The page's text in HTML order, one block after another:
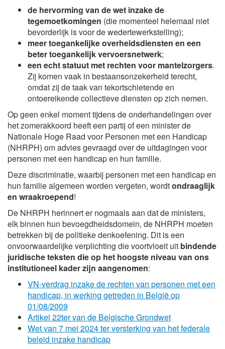
de hervorming van de wet inzake de
tegemoetkomingen (die momenteel helemaal niet
bevorderlijk is voor de wedertewerkstelling);
meer toegankelijke overheidsdiensten en een
beter toegankelijk vervoersnetwerk;
een echt statuut met rechten voor mantelzorgers.
Zij komen vaak in bestaansonzekerheid terecht,
omdat zij de taak van tekortschietende en
ontoereikende collectieve diensten op zich nemen.
Op geen enkel moment tijdens de onderhandelingen over
het zomerakkoord heeft een partij of een minister de
Nationale Hoge Raad voor Personen met een Handicap
(NHRPH) om advies gevraagd over de uitdagingen voor
personen met een handicap en hun familie.
Deze discriminatie, waarbij personen met een handicap en
hun familie algemeen worden vergeten, wordtondraaglijk
en wraakroepend!
De NHRPH herinnert er nogmaals aan dat de ministers,
elk binnen hun bevoegdheidsdomein, de NHRPH moeten
betrekken bij de politieke denkoefening. Dit is een
onvoorwaardelijke verplichting die voortvloeit uit bindende
juridische teksten die op het hoogste niveau van ons
institutioneel kader zijn aangenomen:
VN-verdrag inzake de rechten van personen met een
handicap, in werking getreden in België op
01/08/2009
Artikel 22ter van de Belgische Grondwet
Wet van 7 mei 2024 ter versterking van het federale
beleid inzake handicap